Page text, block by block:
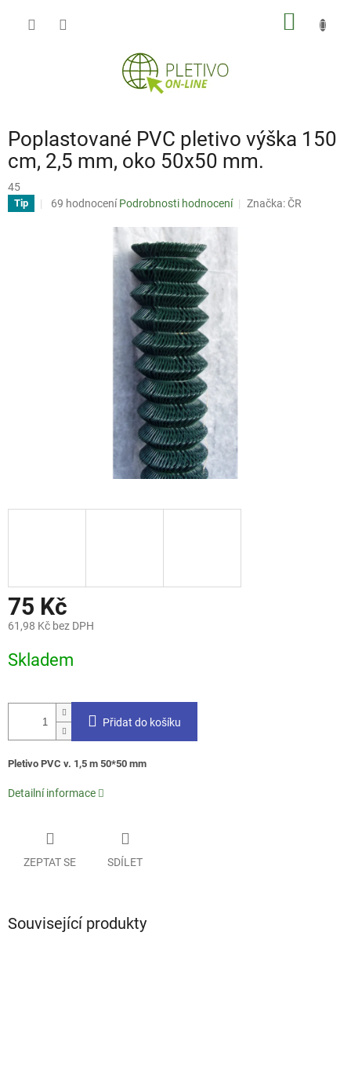
Poplastované PVC pletivo výška 150
cm, 2,5 mm, oko 50x50 mm.
45
Tip
Průměrné
69 hodnocení Podrobnosti hodnocení Značka:ČR
75 Kč
61,98 Kč bez DPH
cena:
Skladem
Přidat do košíku
Pletivo PVC v. 1,5 m 50*50 mm
Detailní informace
ZEPTAT SE SDÍLET
Související produkty